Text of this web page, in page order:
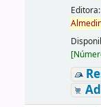
Editora:
[